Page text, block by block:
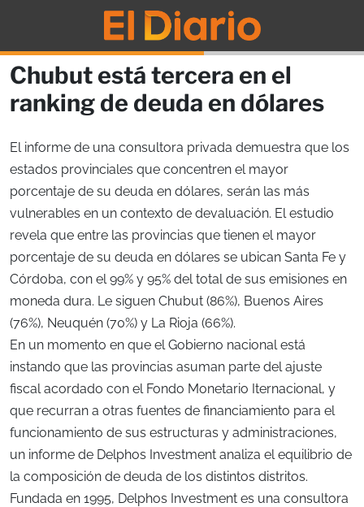
Chubut está tercera en el
ranking de deuda en dólares
El informe de una consultora privada demuestra que los
estados provinciales que concentren el mayor
porcentaje de su deuda en dólares, serán las más
vulnerables en un contexto de devaluación. El estudio
revela que entre las provincias que tienen el mayor
porcentaje de su deuda en dólares se ubican Santa Fe y
Córdoba, con el 99% y 95% del total de sus emisiones en
moneda dura. Le siguen Chubut (86%), Buenos Aires
(76%), Neuquén (70%) y La Rioja (66%).
En un momento en que el Gobierno nacional está
instando que las provincias asuman parte del ajuste
fiscal acordado con el Fondo Monetario Iternacional, y
que recurran a otras fuentes de financiamiento para el
funcionamiento de sus estructuras y administraciones,
un informe de Delphos Investment analiza el equilibrio de
la composición de deuda de los distintos distritos.
Fundada en 1995, Delphos Investment es una consultora